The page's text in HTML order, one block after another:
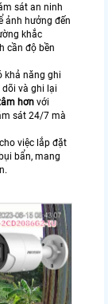
sát an ninh
ảnh hưởng đến
khắc
cần độ bền
khả năng ghi
và ghi lại
hơn với
sát 24/7 mà
việc lắp đặt
bẩn, mang